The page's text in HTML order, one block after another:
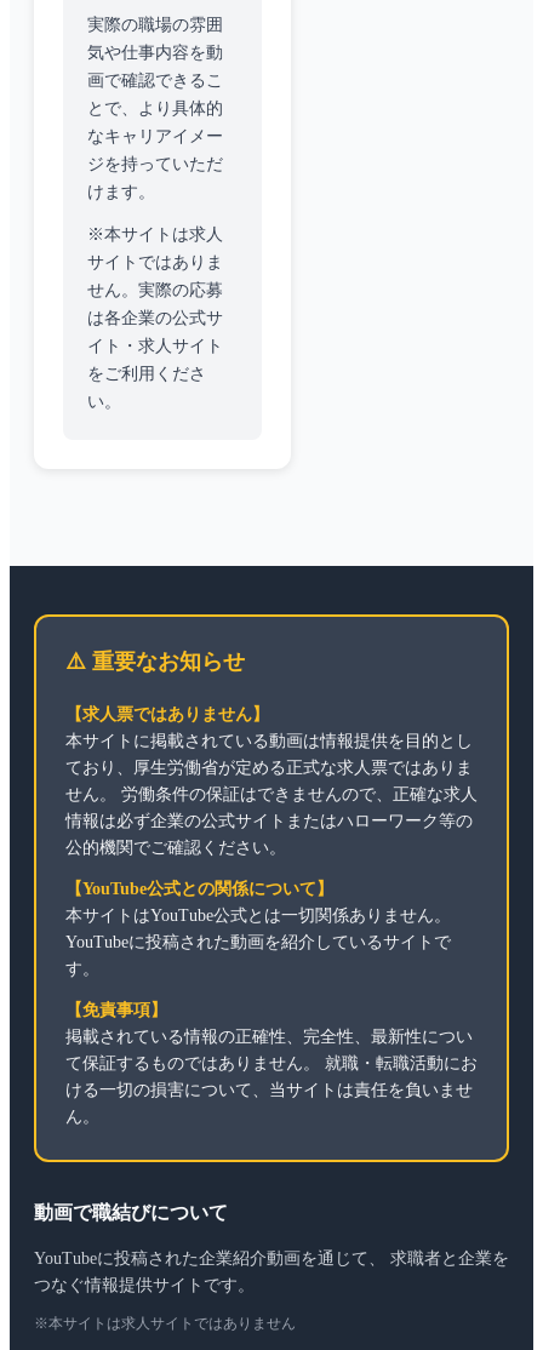
実際の職場の雰囲
気や仕事内容を動
画で確認できるこ
とで、より具体的
なキャリアイメー
ジを持っていただ
けます。
※本サイトは求人
サイトではありま
せん。実際の応募
は各企業の公式サ
イト・求人サイト
をご利用くださ
い。
⚠️ 重要なお知らせ
【求人票ではありません】
本サイトに掲載されている動画は情報提供を目的とし
ており、厚生労働省が定める正式な求人票ではありま
せん。 労働条件の保証はできませんので、正確な求人
情報は必ず企業の公式サイトまたはハローワーク等の
公的機関でご確認ください。
【YouTube公式との関係について】
本サイトはYouTube公式とは一切関係ありません。
YouTubeに投稿された動画を紹介しているサイトで
す。
【免責事項】
掲載されている情報の正確性、完全性、最新性につい
て保証するものではありません。 就職・転職活動にお
ける一切の損害について、当サイトは責任を負いませ
ん。
動画で職結びについて
YouTubeに投稿された企業紹介動画を通じて、 求職者と企業を
つなぐ情報提供サイトです。
※本サイトは求人サイトではありません